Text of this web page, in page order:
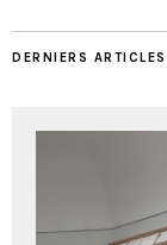
DERNIERS ARTICLES